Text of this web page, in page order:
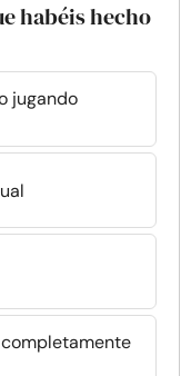
habéis hecho
jugando